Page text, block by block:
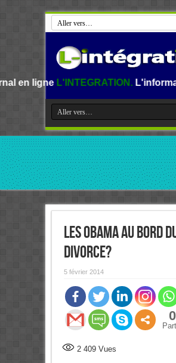
L'information au Benin,
Les Obama au bord
divorce?
5 février 2014
0
2 409Vues